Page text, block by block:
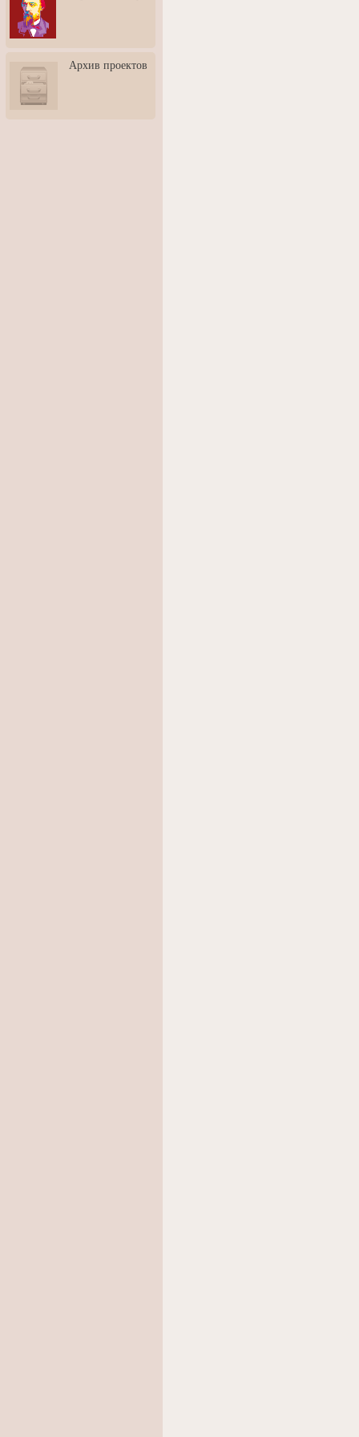
3: Обусловленности
человека и их влияние на
карьеру
скульптором Дмитрием
Тугариновым
АртБульвар в День города
Архив проектов